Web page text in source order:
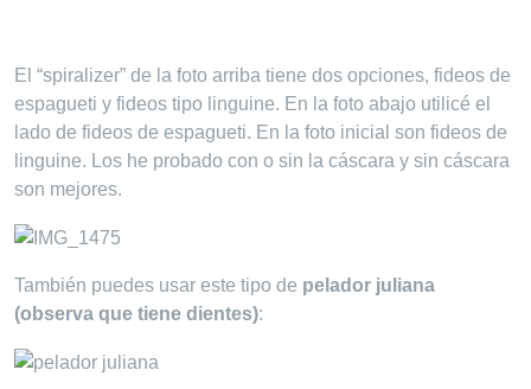
El “spiralizer” de la foto arriba tiene dos opciones, fideos de
espagueti y fideos tipo linguine. En la foto abajo utilicé el
lado de fideos de espagueti. En la foto inicial son fideos de
linguine. Los he probado con o sin la cáscara y sin cáscara
son mejores.
También puedes usar este tipo de pelador juliana
(observa que tiene dientes):